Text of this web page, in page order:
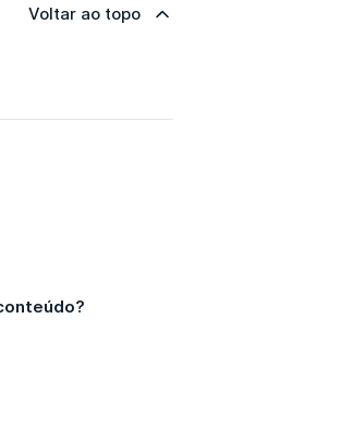
Voltar ao topo